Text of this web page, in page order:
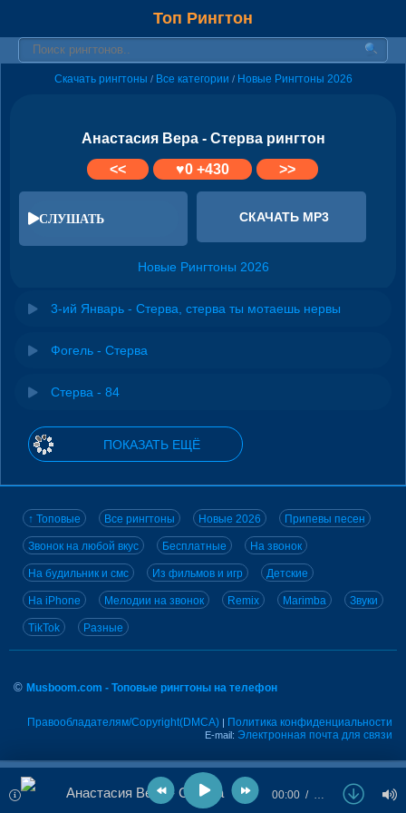
Топ Рингтон
Скачать рингтоны / Все категории / Новые Рингтоны 2026
Анастасия Вера - Стерва рингтон
<<
♥0+430 >>
СЛУШАТЬ СКАЧАТЬ MP3
Новые Рингтоны 2026
3-ий Январь - Стерва, стерва ты мотаешь нервы
Фогель - Стерва
Стерва - 84
ПОКАЗАТЬ ЕЩЁ
↑ Топовые Все рингтоны Новые 2026 Припевы песен
Звонок на любой вкус Бесплатные На звонок
На будильник и смс Из фильмов и игр Детские
На iPhone Мелодии на звонок Remix Marimba Звуки
TikTok Разные
© Musboom.com - Топовые рингтоны на телефон
Правообладателям/Copyright(DMCA) | Политика конфиденциальности
E-mail: Электронная почта для связи
Анастасия Вера - Стерва 00:00 …